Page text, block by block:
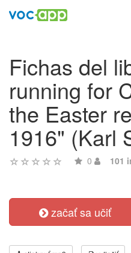
Fichas del
running for
the Easter
1916" (Karl
0 101
začať sa učiť